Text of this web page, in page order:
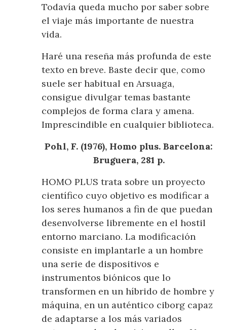
Todavía queda mucho por saber sobre
el viaje más importante de nuestra
vida.
Haré una reseña más profunda de este
texto en breve. Baste decir que, como
suele ser habitual en Arsuaga,
consigue divulgar temas bastante
complejos de forma clara y amena.
Imprescindible en cualquier biblioteca.
Pohl, F. (1976), Homo plus. Barcelona:
Bruguera, 281 p.
HOMO PLUS trata sobre un proyecto
científico cuyo objetivo es modificar a
los seres humanos a fin de que puedan
desenvolverse libremente en el hostil
entorno marciano. La modificación
consiste en implantarle a un hombre
una serie de dispositivos e
instrumentos biónicos que lo
transformen en un híbrido de hombre y
máquina, en un auténtico ciborg capaz
de adaptarse a los más variados